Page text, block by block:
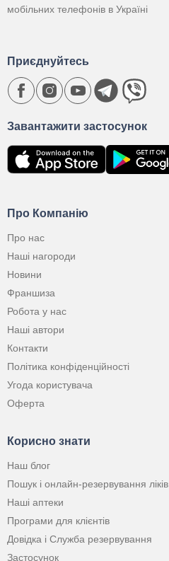
мобільних телефонів в Україні
Про Компанію
Про нас
Наші нагороди
Новини
Франшиза
Робота у нас
Наші автори
Контакти
Політика конфіденційності
Угода користувача
Оферта
Корисно знати
Наш блог
Пошук і онлайн-резервування ліків
Наші аптеки
Програми для клієнтів
Довідка і Служба резервування
Застосунок
Завантажити застосунок
Приєднуйтесь